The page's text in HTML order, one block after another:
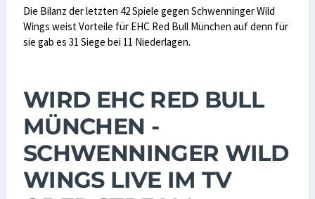
Die Bilanz der letzten 42 Spiele gegen Schwenninger Wild
Wings weist Vorteile für EHC Red Bull München auf denn für
sie gab es 31 Siege bei 11 Niederlagen.
WIRD EHC RED BULL
MÜNCHEN -
SCHWENNINGER WILD
WINGS LIVE IM TV